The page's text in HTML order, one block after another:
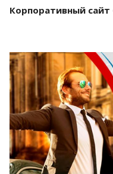
Корпоративный